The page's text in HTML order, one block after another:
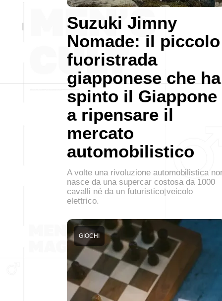
Suzuki Jimny
Nomade: il piccolo
fuoristrada
giapponese che ha
spinto il Giappone
a ripensare il
mercato
automobilistico
A volte una rivoluzione automobilistica
nasce da una supercar costosa da 1000
cavalli né da un futuristico veicolo
elettrico.
GIOCHI